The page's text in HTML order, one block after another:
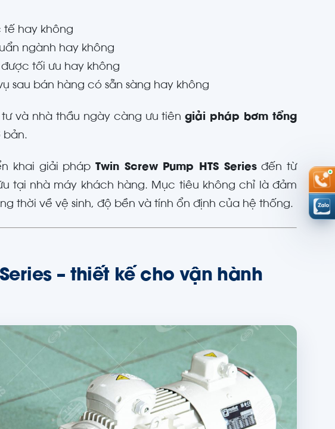
tế hay không
ngành hay không
tối ưu hay không
sau bán hàng có sẵn sàng hay không
và nhà thầu ngày càng ưu tiêngiải pháp bơm tổng
bản.
khai giải phápTwin Screw Pump HTS Seriesđến từ
tại nhà máy khách hàng. Mục tiêu không chỉ là đảm
thời về vệ sinh, độ bền và tính ổn định của hệ thống.
– thiết kế cho vận hành